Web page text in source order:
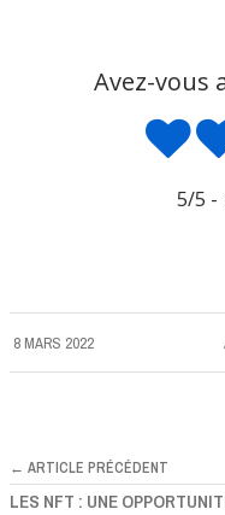
Avez-vous
5/5 -
8 MARS 2022
← ARTICLE PRÉCÉDENT
LES NFT : UNE